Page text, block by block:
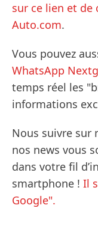
sur ce lien et de
Auto.com.
Vous pouvez
WhatsApp
temps réel les
informations
Nous suivre sur
nos news vous
dans votre fil
smartphone ! Il
Google".